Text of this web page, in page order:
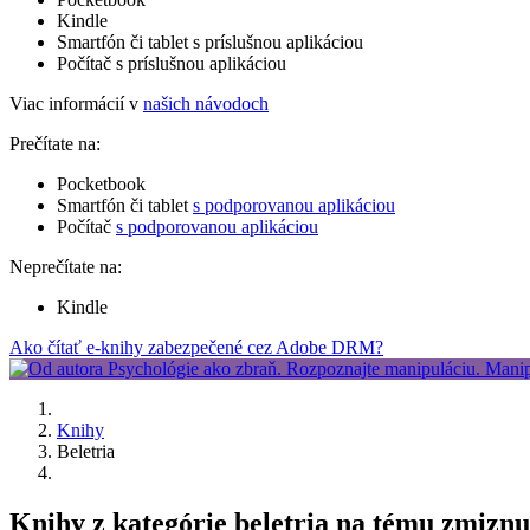
Kindle
Smartfón či tablet s príslušnou aplikáciou
Počítač s príslušnou aplikáciou
Viac informácií v našich návodoch
Prečítate na:
Pocketbook
Smartfón či tablet s podporovanou aplikáciou
Počítač s podporovanou aplikáciou
Neprečítate na:
Kindle
Ako čítať e-knihy zabezpečené cez Adobe DRM?
Knihy
Beletria
Knihy z kategórie beletria na tému